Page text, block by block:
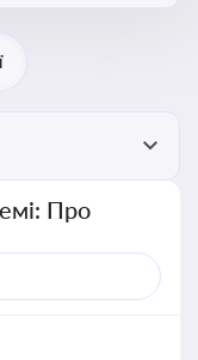
та
Про